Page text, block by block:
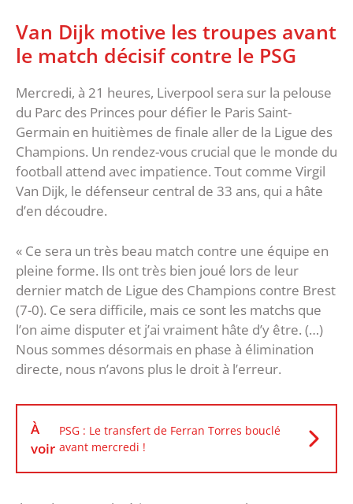
Van Dijk motive les troupes avant
le match décisif contre le PSG
Mercredi, à 21 heures, Liverpool sera sur la pelouse
du Parc des Princes pour défier le Paris Saint-
Germain en huitièmes de finale aller de la Ligue des
Champions. Un rendez-vous crucial que le monde du
football attend avec impatience. Tout comme Virgil
Van Dijk, le défenseur central de 33 ans, qui a hâte
d’en découdre.
« Ce sera un très beau match contre une équipe en
pleine forme. Ils ont très bien joué lors de leur
dernier match de Ligue des Champions contre Brest
(7-0). Ce sera difficile, mais ce sont les matchs que
l’on aime disputer et j’ai vraiment hâte d’y être. (…)
Nous sommes désormais en phase à élimination
directe, nous n’avons plus le droit à l’erreur.
À
voir
PSG : Le transfert de Ferran Torres bouclé
avant mercredi !